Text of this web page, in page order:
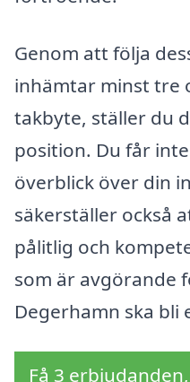
Genom att följa
inhämtar minst tre
takbyte, ställer du
position. Du får
överblick över din
säkerställer också
pålitlig och
som är avgörande
Degerhamn ska bli
Få 3